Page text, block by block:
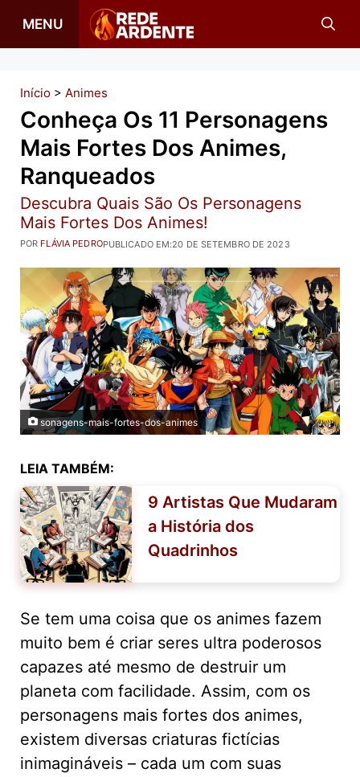
para
conteúdo
MENU
Início > Animes
Conheça Os 11 Personagens
Mais Fortes Dos Animes,
Ranqueados
Descubra Quais São Os Personagens
Mais Fortes Dos Animes!
PUBLICADO EM:20 DE SETEMBRO DE 2023
POR FLÁVIA PEDRO
sonagens-mais-fortes-dos-animes
LEIA TAMBÉM:
9 Artistas Que Mudaram
a História dos
Quadrinhos
Se tem uma coisa que os animes fazem
muito bem é criar seres ultra poderosos
capazes até mesmo de destruir um
planeta com facilidade. Assim, com os
personagens mais fortes dos animes,
existem diversas criaturas fictícias
inimagináveis – cada um com suas